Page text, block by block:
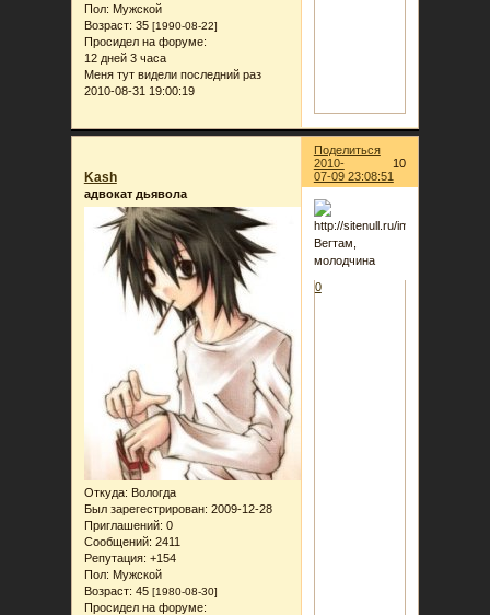
Пол: Мужской
Возраст: 35 [1990-08-22]
Просидел на форуме:
12 дней 3 часа
Меня тут видели последний раз
2010-08-31 19:00:19
Поделиться
10
2010-
07-09 23:08:51
Kash
адвокат дьявола
Откуда: Вологда
Был зарегестрирован: 2009-12-28
Приглашений: 0
Сообщений: 2411
Репутация: +154
Пол: Мужской
Возраст: 45 [1980-08-30]
Просидел на форуме:
Вегтам,
молодчина
0